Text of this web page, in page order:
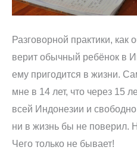
Разговорной практики, как
верит обычный ребёнок в
ему пригодится в жизни.
мне в 14 лет, что через 15
всей Индонезии и
ни в жизнь бы не поверил.
Чего только не бывает!